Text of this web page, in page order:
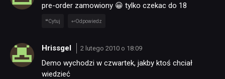
pre-order zamowiony 😀 tylko czekac do 18
Cytuj Odpowiedz
Hrissgel 2 lutego 2010 o 18:09
Demo wychodzi w czwartek, jakby ktoś chciał
wiedzieć